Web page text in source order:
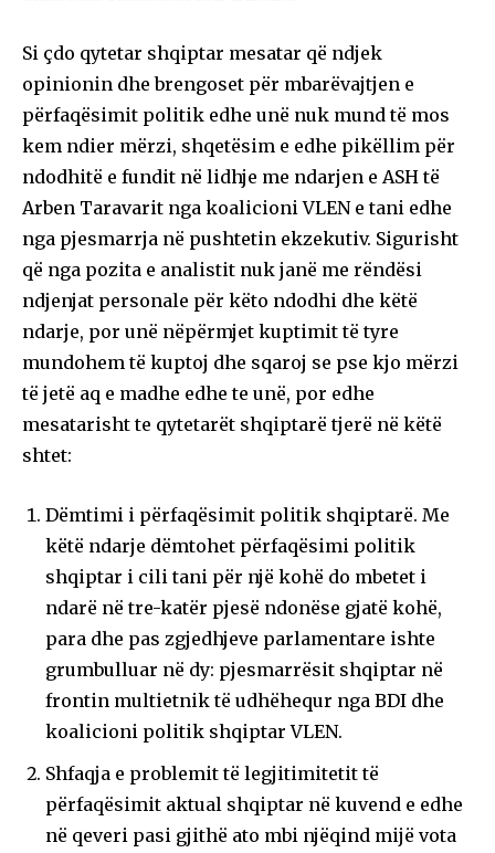
Si çdo qytetar shqiptar mesatar që ndjek
opinionin dhe brengoset për mbarëvajtjen e
përfaqësimit politik edhe unë nuk mund të mos
kem ndier mërzi, shqetësim e edhe pikëllim për
ndodhitë e fundit në lidhje me ndarjen e ASH të
Arben Taravarit nga koalicioni VLEN e tani edhe
nga pjesmarrja në pushtetin ekzekutiv. Sigurisht
që nga pozita e analistit nuk janë me rëndësi
ndjenjat personale për këto ndodhi dhe këtë
ndarje, por unë nëpërmjet kuptimit të tyre
mundohem të kuptoj dhe sqaroj se pse kjo mërzi
të jetë aq e madhe edhe te unë, por edhe
mesatarisht te qytetarët shqiptarë tjerë në këtë
shtet:
Dëmtimi i përfaqësimit politik shqiptarë. Me
këtë ndarje dëmtohet përfaqësimi politik
shqiptar i cili tani për një kohë do mbetet i
ndarë në tre-katër pjesë ndonëse gjatë kohë,
para dhe pas zgjedhjeve parlamentare ishte
grumbulluar në dy: pjesmarrësit shqiptar në
frontin multietnik të udhëhequr nga BDI dhe
koalicioni politik shqiptar VLEN.
Shfaqja e problemit të legjitimitetit të
përfaqësimit aktual shqiptar në kuvend e edhe
në qeveri pasi gjithë ato mbi njëqind mijë vota